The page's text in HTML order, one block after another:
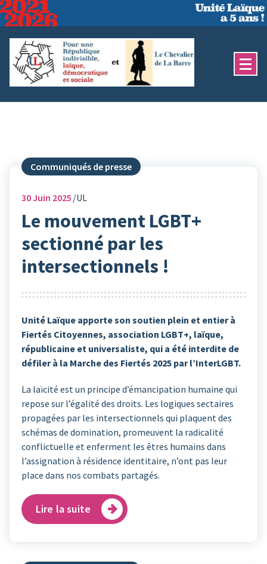
Aller
au
contenu
Communiqués de presse
30Juin 2025 UL
Le mouvement LGBT+
sectionné par les
intersectionnels !
Unité Laïque apporte son soutien plein et entier à
Fiertés Citoyennes, association LGBT+, laïque,
républicaine et universaliste, qui a été interdite de
défiler à la Marche des Fiertés 2025 par l’InterLGBT.
La laïcité est un principe d’émancipation humaine qui
repose sur l’égalité des droits. Les logiques sectaires
propagées par les intersectionnels qui plaquent des
schémas de domination, promeuvent la radicalité
conflictuelle et enferment les êtres humains dans
l’assignation à résidence identitaire, n’ont pas leur
place dans nos combats partagés.
Lire la suite